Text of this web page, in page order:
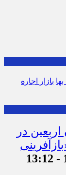
بازار اجاره
در